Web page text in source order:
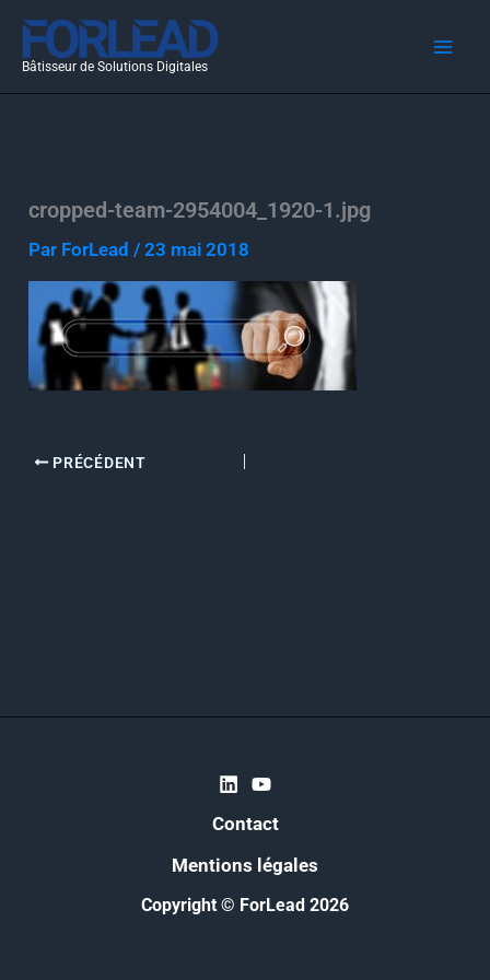
Aller
contenu
Bâtisseur de Solutions Digitales
cropped-team-2954004_1920-1.jpg
Par ForLead/23 mai 2018
PRÉCÉDENT
Contact
Mentions légales
Copyright © ForLead 2026